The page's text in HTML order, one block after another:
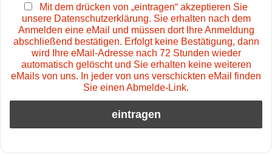
Mit dem drücken von „eintragen“ akzeptieren Sie
unsere Datenschutzerklärung. Sie erhalten nach dem
Anmelden eine eMail und müssen dort Ihre Anmeldung
abschließend bestätigen. Erfolgt keine Bestätigung, dann
wird Ihre eMail-Adresse nach 72 Stunden wieder
automatisch gelöscht und Sie erhalten keine weiteren
eMails von uns. In jeder von uns verschickten eMail finden
Sie einen Abmelde-Link.